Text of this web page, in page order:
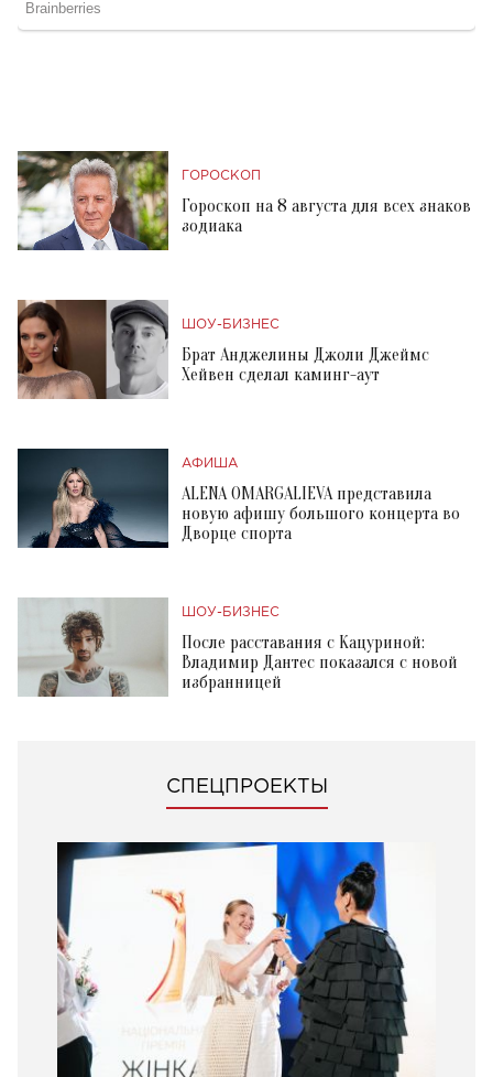
ГОРОСКОП
Гороскоп на 8 августа для всех знаков
зодиака
ШОУ-БИЗНЕС
Брат Анджелины Джоли Джеймс
Хейвен сделал каминг-аут
АФИША
ALENA OMARGALIEVA представила
новую афишу большого концерта во
Дворце спорта
ШОУ-БИЗНЕС
После расставания с Кацуриной:
Владимир Дантес показался с новой
избранницей
СПЕЦПРОЕКТЫ